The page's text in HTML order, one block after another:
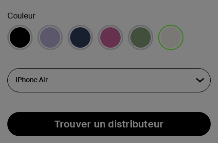
Couleur
Trouver un distributeur